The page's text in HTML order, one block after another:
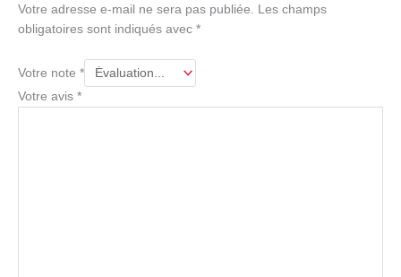
Votre adresse e-mail ne sera pas publiée. Les champs
obligatoires sont indiqués avec *
Votre note *
Votre avis *